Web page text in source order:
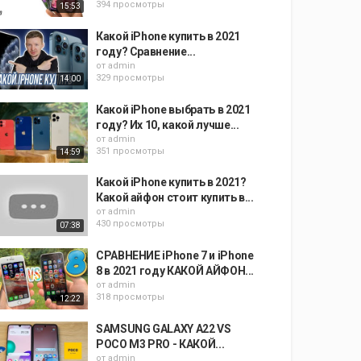
15:53 394 просмотры
14:00
Какой iPhone купить в 2021
году? Сравнение...
от admin
329 просмотры
14:59
Какой iPhone выбрать в 2021
году? Их 10, какой лучше...
от admin
351 просмотры
07:38
Какой iPhone купить в 2021?
Какой айфон стоит купить в...
от admin
430 просмотры
12:22
СРАВНЕНИЕ iPhone 7 и iPhone
8 в 2021 году КАКОЙ АЙФОН...
от admin
318 просмотры
SAMSUNG GALAXY A22 VS
POCO M3 PRO - КАКОЙ...
от admin